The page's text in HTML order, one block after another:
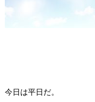
今日は平日だ。